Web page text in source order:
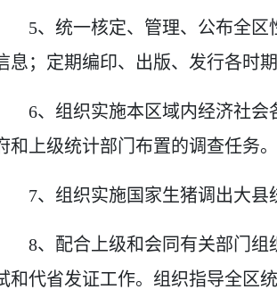
5、 统一核定、管理、公布全
息；定期编印、出版、发行各时
6、 组织实施本区域内经济社
和上级统计部门布置的调查任务。
7、 组织实施国家生猪调出大县
8、 配合上级和会同有关部门
和代省发证工作。组织指导全区